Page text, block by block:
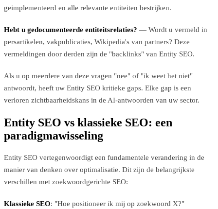
geimplementeerd en alle relevante entiteiten bestrijken.
Hebt u gedocumenteerde entiteitsrelaties? — Wordt u vermeld in
persartikelen, vakpublicaties, Wikipedia's van partners? Deze
vermeldingen door derden zijn de "backlinks" van Entity SEO.
Als u op meerdere van deze vragen "nee" of "ik weet het niet"
antwoordt, heeft uw Entity SEO kritieke gaps. Elke gap is een
verloren zichtbaarheidskans in de AI-antwoorden van uw sector.
Entity SEO vs klassieke SEO: een
paradigmawisseling
Entity SEO vertegenwoordigt een fundamentele verandering in de
manier van denken over optimalisatie. Dit zijn de belangrijkste
verschillen met zoekwoordgerichte SEO:
Klassieke SEO: "Hoe positioneer ik mij op zoekwoord X?"